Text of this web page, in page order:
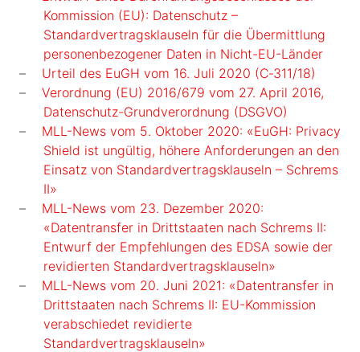
Kommission (EU): Datenschutz –
Standardvertragsklauseln für die Übermittlung
personenbezogener Daten in Nicht-EU-Länder
Urteil des EuGH vom 16. Juli 2020 (C‑311/18)
Verordnung (EU) 2016/679 vom 27. April 2016,
Datenschutz-Grundverordnung (DSGVO)
MLL-News vom 5. Oktober 2020: «EuGH: Privacy
Shield ist ungültig, höhere Anforderungen an den
Einsatz von Standardvertragsklauseln – Schrems
II»
MLL-News vom 23. Dezember 2020:
«Datentransfer in Drittstaaten nach Schrems II:
Entwurf der Empfehlungen des EDSA sowie der
revidierten Standardvertragsklauseln»
MLL-News vom 20. Juni 2021: «Datentransfer in
Drittstaaten nach Schrems II: EU-Kommission
verabschiedet revidierte
Standardvertragsklauseln»